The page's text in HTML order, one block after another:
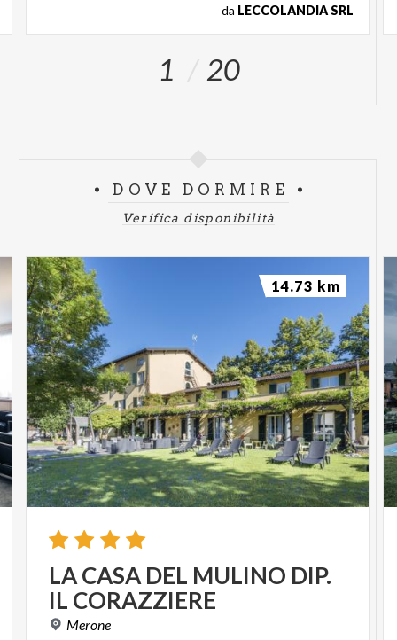
da LECCOLANDIA SRL
1 20
DOVE DORMIRE
Verifica disponibilità
LACASA DEL MULINO DIP.
IL CORAZZIERE
Merone
14.73 km